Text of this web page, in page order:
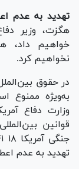
تهدید به عدم
هگزت، وزیر
خواهیم داد،
نخواهیم کرد.
در حقوق
به‌ویژه ممنوع
وزارت دفاع
قوانین
تهدید به عدم